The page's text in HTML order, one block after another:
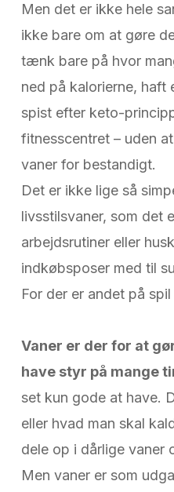
Men det er ikke hele
ikke bare om at gøre
tænk bare på hvor
ned på kalorierne, haft
spist efter keto-
fitnesscentret – uden
vaner for bestandigt.
Det er ikke lige så
livsstilsvaner, som det
arbejdsrutiner eller
indkøbsposer med til
For der er andet på
Vaner er der for at
have styr på mange
set kun gode at have.
eller hvad man skal
dele op i dårlige vaner
Men vaner er som